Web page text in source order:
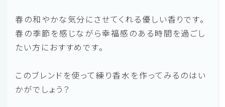
春の和やかな気分にさせてくれる優しい香りです。
春の季節を感じながら幸福感のある時間を過ごし
たい方におすすめです。
このブレンドを使って練り香水を作ってみるのはい
かがでしょう？